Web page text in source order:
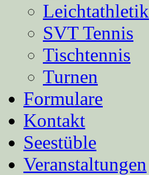
Leichtathletik
SVT Tennis
Tischtennis
Turnen
Formulare
Kontakt
Seestüble
Veranstaltungen